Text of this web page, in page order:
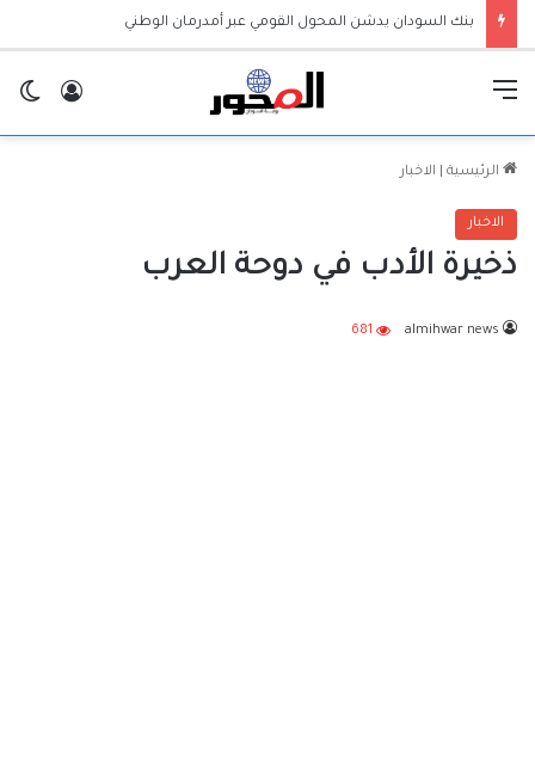
الرئيسية الاخبار
الاخبار
ذخيرة الأدب في دوحة العرب
almihwar news
681